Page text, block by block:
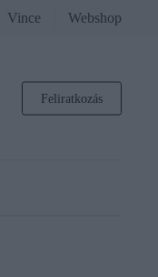
Vince Webshop
Feliratkozás